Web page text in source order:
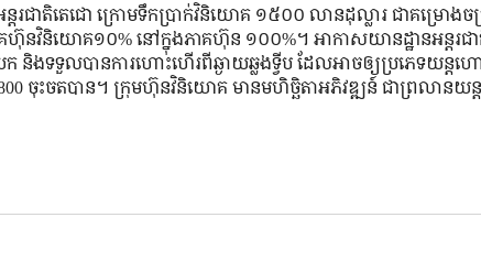
រជាតិតេជោ ក្រោមទឹកប្រាក់វិនិយោគ ១៥០០ លានដុល្លារ ជាគម្រោងចម្
នវិនិយោគ១០% នៅក្នុងភាគហ៊ុន ១០០%។ អាកាសយានដ្ឋានអន្តរជាតិ
ងទទួលបានការហោះហើរពីឆ្ងាយឆ្លងទ្វីប ដែលអាចឲ្យប្រភេទយន្ត
ចុះចតបាន។ ក្រុមហ៊ុនវិនិយោគ មានមហិច្ឆិតាអភិវឌ្ឍន៍ ជាព្រលានយន្ត